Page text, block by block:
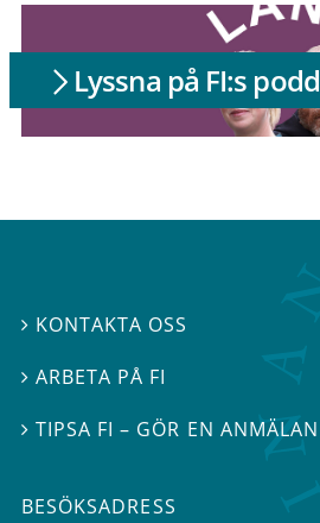
Lyssna på FI:s podd
 KONTAKTA OSS
 ARBETA PÅ FI
TIPSA FI – GÖR EN ANMÄLAN
BESÖKSADRESS